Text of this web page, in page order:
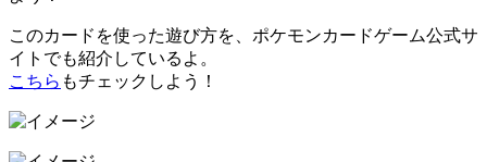
このカードを使った遊び方を、ポケモンカードゲーム公式サ
イトでも紹介しているよ。
こちら もチェックしよう！